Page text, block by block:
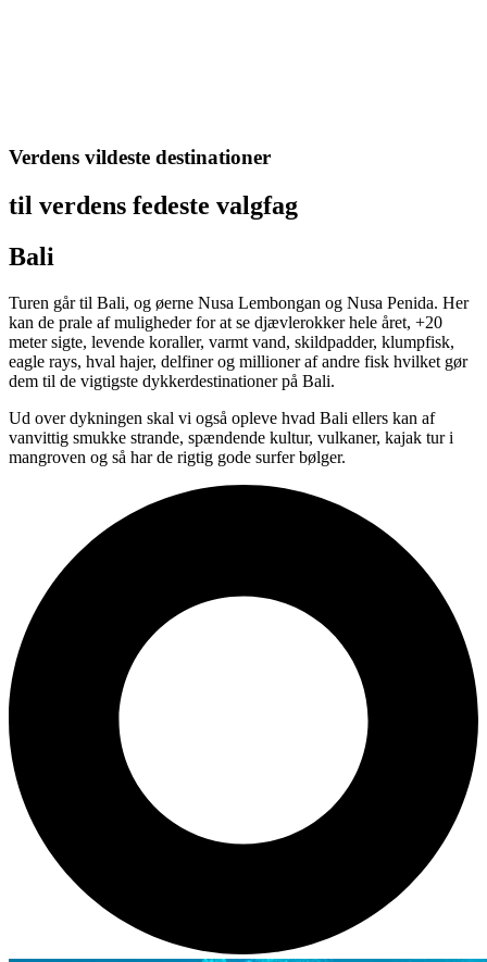
Verdens vildeste destinationer
til verdens fedeste valgfag
Bali
Turen går til Bali, og øerne Nusa Lembongan og Nusa Penida. Her
kan de prale af muligheder for at se djævlerokker hele året, +20
meter sigte, levende koraller, varmt vand, skildpadder, klumpfisk,
eagle rays, hval hajer, delfiner og millioner af andre fisk hvilket gør
dem til de vigtigste dykkerdestinationer på Bali.
Ud over dykningen skal vi også opleve hvad Bali ellers kan af
vanvittig smukke strande, spændende kultur, vulkaner, kajak tur i
mangroven og så har de rigtig gode surfer bølger.